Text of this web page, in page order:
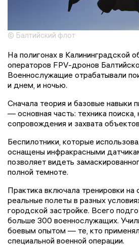
© Балтийский флот
На полигонах в Калининградской
операторов FPV-дронов
Военнослужащие отрабатывали
и днем, и ночью.
Сначала теория и базовые навыки
— основная часть: техника поиска,
сопровождения и захвата
Беспилотники, которые
оснащены инфракрасными
позволяет видеть
полной темноте.
Практика включала тренировки на
реальные полеты в разных
городской застройке. Всего
больше 300 военнослужащих.
боевым опытом — те, кто
специальной военной операции.